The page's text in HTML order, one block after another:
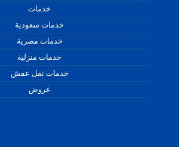
خدمات
خدمات سعودية
خدمات مصرية
خدمات منزلية
خدمات نقل عفش
عروض